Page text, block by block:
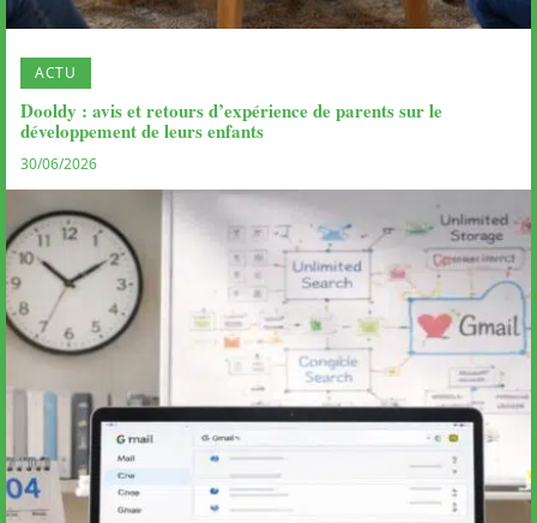
ACTU
Dooldy : avis et retours d’expérience de parents sur le
développement de leurs enfants
30/06/2026